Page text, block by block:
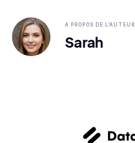
A PROPOS DE L'AUTEUR
Sarah